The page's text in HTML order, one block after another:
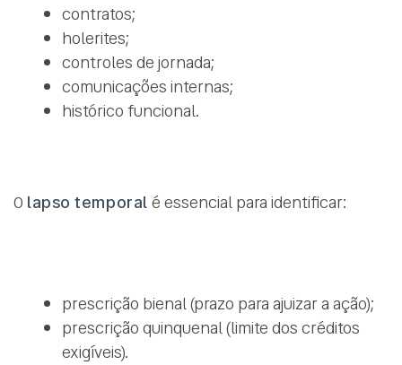
contratos;
holerites;
controles de jornada;
comunicações internas;
histórico funcional.
O lapso temporalé essencial para identificar:
prescrição bienal (prazo para ajuizar a ação);
prescrição quinquenal (limite dos créditos
exigíveis).